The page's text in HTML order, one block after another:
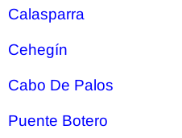
Calasparra
Cehegín
Cabo De Palos
Puente Botero